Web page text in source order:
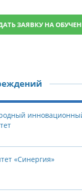
ЗАЯВКУ НА
«Синергия»